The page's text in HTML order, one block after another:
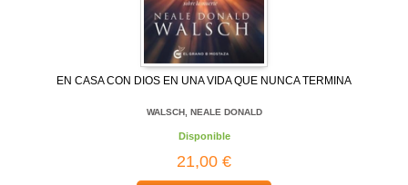
EN CASA CON DIOS EN UNA VIDA QUE NUNCA TERMINA
WALSCH, NEALE DONALD
Disponible
21,00 €